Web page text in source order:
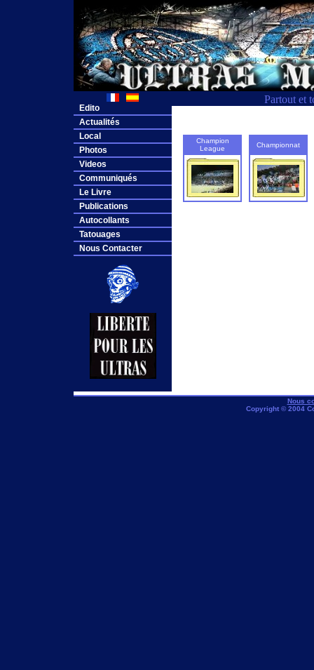
Partout et
Edito
Actualités
Local
Photos
Videos
Communiqués
Le Livre
Publications
Autocollants
Tatouages
Nous Contacter
Champion
League
Championnat
Nous
Copyright © 2004